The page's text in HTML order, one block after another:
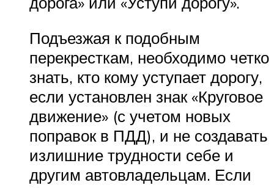
Подъезжая к подобным
перекресткам, необходимо четко
знать, кто кому уступает дорогу,
если установлен знак «Круговое
движение» (с учетом новых
поправок в ПДД), и не создавать
излишние трудности себе и
другим автовладельцам. Если